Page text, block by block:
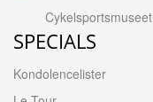
Cykelsportsmuseet
SPECIALS
Kondolencelister